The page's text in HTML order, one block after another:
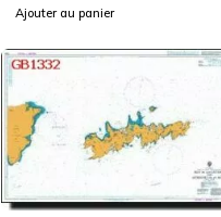
Ajouter au panier